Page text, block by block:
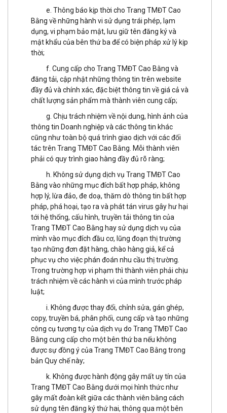
e. Thông báo kịp thời cho Trang TMĐT Cao
Bằng về những hành vi sử dụng trái phép, lạm
dụng, vi phạm bảo mật, lưu giữ tên đăng ký và
mật khẩu của bên thứ ba để có biện pháp xử lý kịp
thời;
f. Cung cấp cho Trang TMĐT Cao Bằng và
đăng tải, cập nhật những thông tin trên website
đầy đủ và chính xác, đặc biệt thông tin về giá cả và
chất lượng sản phẩm mà thành viên cung cấp;
g. Chịu trách nhiệm về nội dung, hình ảnh của
thông tin Doanh nghiệp và các thông tin khác
cũng như toàn bộ quá trình giao dịch với các đối
tác trên Trang TMĐT Cao Bằng. Mỗi thành viên
phải có quy trình giao hàng đầy đủ rõ ràng;
h. Không sử dụng dịch vụ Trang TMĐT Cao
Bằng vào những mục đích bất hợp pháp, không
hợp lý, lừa đảo, đe doạ, thăm dò thông tin bất hợp
pháp, phá hoại, tạo ra và phát tán virus gây hư hại
tới hệ thống, cấu hình, truyền tải thông tin của
Trang TMĐT Cao Bằng hay sử dụng dịch vụ của
mình vào mục đích đầu cơ, lũng đoạn thị trường
tạo những đơn đặt hàng, chào hàng giả, kể cả
phục vụ cho việc phán đoán nhu cầu thị trường.
Trong trường hợp vi phạm thì thành viên phải chịu
trách nhiệm về các hành vi của mình trước pháp
luật;
i. Không được thay đổi, chỉnh sửa, gán ghép,
copy, truyền bá, phân phối, cung cấp và tạo những
công cụ tương tự của dịch vụ do Trang TMĐT Cao
Bằng cung cấp cho một bên thứ ba nếu không
được sự đồng ý của Trang TMĐT Cao Bằng trong
bản Quy chế này;
k. Không được hành động gây mất uy tín của
Trang TMĐT Cao Bằng dưới mọi hình thức như
gây mất đoàn kết giữa các thành viên bằng cách
sử dụng tên đăng ký thứ hai, thông qua một bên